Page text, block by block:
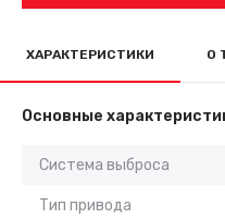
ХАРАКТЕРИСТИКИ О
Основные
Система выброса
Тип привода